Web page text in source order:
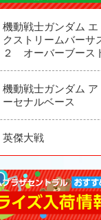
機動戦士ガンダム エ
クストリームバーサ
２ オーバーブース
機動戦士ガンダム ア
ーセナルベース
英傑大戦